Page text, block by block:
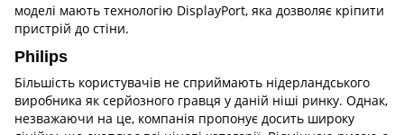
моделі мають технологію DisplayPort, яка дозволяє кріпити
пристрій до стіни.
Philips
Більшість користувачів не сприймають нідерландського
виробника як серйозного гравця у даній ніші ринку. Однак,
незважаючи на це, компанія пропонує досить широку